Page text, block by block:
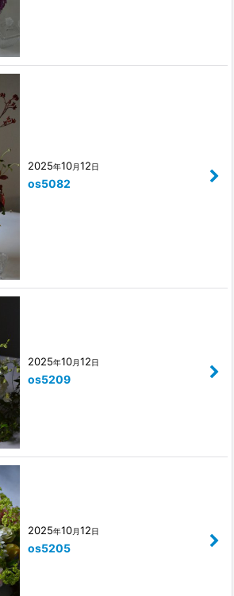
2025年10月12日
os5082
2025年10月12日
os5209
2025年10月12日
os5205